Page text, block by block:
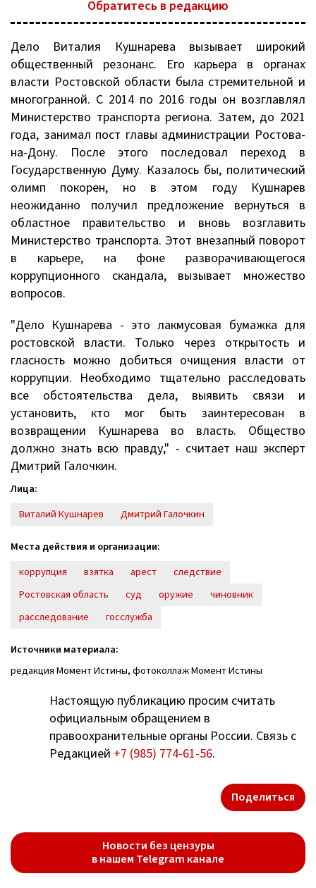
Дело Виталия Кушнарева вызывает широкий
общественный резонанс. Его карьера в органах
власти Ростовской области была стремительной и
многогранной. С 2014 по 2016 годы он возглавлял
Министерство транспорта региона. Затем, до 2021
года, занимал пост главы администрации Ростова-
на-Дону. После этого последовал переход в
Государственную Думу. Казалось бы, политический
олимп покорен, но в этом году Кушнарев
неожиданно получил предложение вернуться в
областное правительство и вновь возглавить
Министерство транспорта. Этот внезапный поворот
в карьере, на фоне разворачивающегося
коррупционного скандала, вызывает множество
вопросов.
"Дело Кушнарева - это лакмусовая бумажка для
ростовской власти. Только через открытость и
гласность можно добиться очищения власти от
коррупции. Необходимо тщательно расследовать
все обстоятельства дела, выявить связи и
установить, кто мог быть заинтересован в
возвращении Кушнарева во власть. Общество
должно знать всю правду," - считает наш эксперт
Дмитрий Галочкин.
Обратитесь в редакцию
Лица:
Виталий Кушнарев
Дмитрий Галочкин
Места действия и организации:
коррупция
взятка арест
следствие
Ростовская область
суд оружие
чиновник
расследование
госслужба
Источники материала:
редакция Момент Истины, фотоколлаж Момент Истины
Настоящую публикацию просим считать
официальным обращением в
правоохранительные органы России. Связь с
Редакцией +7 (985) 774-61-56.
Поделиться
Новости без цензуры
в нашем Telegram канале